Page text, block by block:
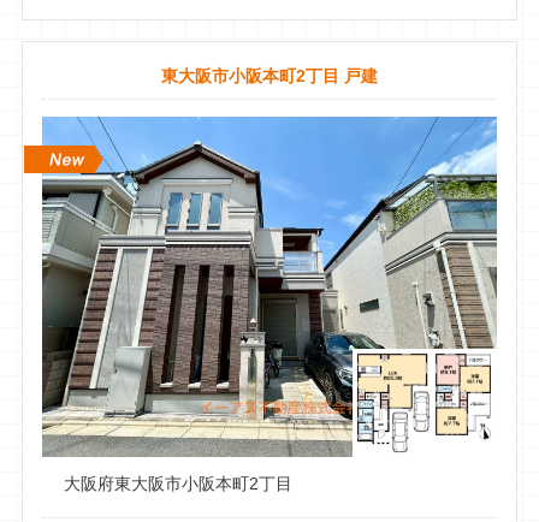
同じマンションの方が数社へ依頼していたけどなかなか売れず
で、担当だった福川さんに早々に査定を依頼いたしました。
色々リサーチをしておりましたが福川さんの情熱と誠実さと迅
速なご対応で希望を上回る結果でトントン拍子で売却して頂き
ました。
業種は異なりますが、私も営業職なので福川さんのお客様に寄
り添い情熱的で細やかなサポートには大変勉強になりました。
今後知り合いで売却希望の人がいたらぜひご紹介させて頂きた
いので、その際はまた宜しくお願いいたします。
みこ
1 件のクチコミ ・ 0 枚の写真
東大阪市小阪本町2丁目 戸建
大阪府東大阪市小阪本町2丁目